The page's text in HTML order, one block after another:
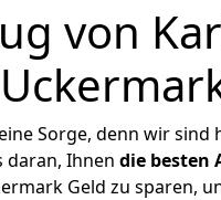
von
Sorge, denn wir sind
daran, Ihnen die besten
Geld zu sparen,